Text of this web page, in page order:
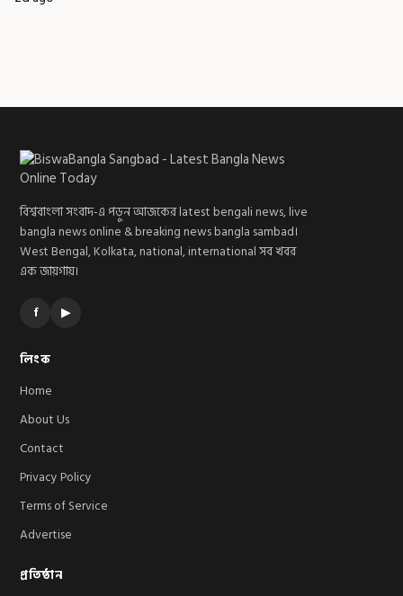
বিশ্ববাংলা সংবাদ-এ পড়ুন আজকের latest bengali news, live
bangla news online & breaking news bangla sambad।
West Bengal, Kolkata, national, international সব খবর
এক জায়গায়।
f ▶
লিংক
Home
About Us
Contact
Privacy Policy
Terms of Service
Advertise
প্রতিষ্ঠান